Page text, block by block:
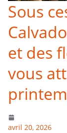
Sous
et des
vous
avril 20, 2026